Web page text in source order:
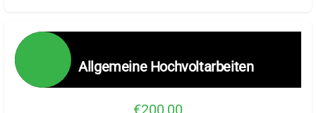
Allgemeine Hochvoltarbeiten
€200,00